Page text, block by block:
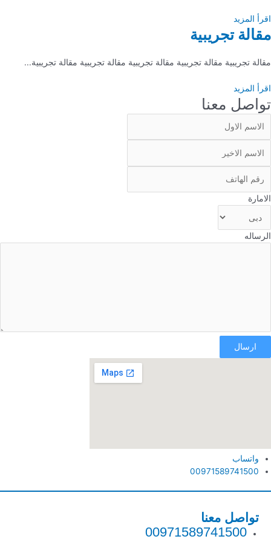
اقرأ المزيد
مقالة تجريبية
مقالة تجريبية مقالة تجريبية مقالة تجريبية مقالة تجريبية مقالة تجريبية...
اقرأ المزيد
تواصل معنا
الامارة
الرساله
ارسال
واتساب
00971589741500
تواصل معنا
00971589741500